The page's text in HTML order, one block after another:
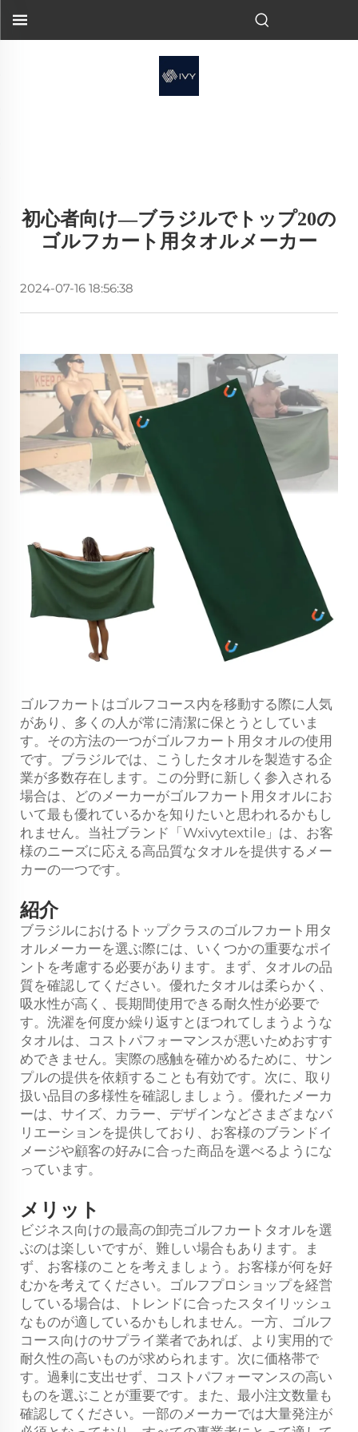
初心者向け—ブラジルでトップ20の
ゴルフカート用タオルメーカー
2024-07-16 18:56:38
ゴルフカートはゴルフコース内を移動する際に人気
があり、多くの人が常に清潔に保とうとしていま
す。その方法の一つがゴルフカート用タオルの使用
です。ブラジルでは、こうしたタオルを製造する企
業が多数存在します。この分野に新しく参入される
場合は、どのメーカーがゴルフカート用タオルにお
いて最も優れているかを知りたいと思われるかもし
れません。当社ブランド「Wxivytextile」は、お客
様のニーズに応える高品質なタオルを提供するメー
カーの一つです。
紹介
ブラジルにおけるトップクラスのゴルフカート用タ
オルメーカーを選ぶ際には、いくつかの重要なポイ
ントを考慮する必要があります。まず、タオルの品
質を確認してください。優れたタオルは柔らかく、
吸水性が高く、長期間使用できる耐久性が必要で
す。洗濯を何度か繰り返すとほつれてしまうような
タオルは、コストパフォーマンスが悪いためおすす
めできません。実際の感触を確かめるために、サン
プルの提供を依頼することも有効です。次に、取り
扱い品目の多様性を確認しましょう。優れたメーカ
ーは、サイズ、カラー、デザインなどさまざまなバ
リエーションを提供しており、お客様のブランドイ
メージや顧客の好みに合った商品を選べるようにな
っています。
メリット
ビジネス向けの最高の卸売ゴルフカートタオルを選
ぶのは楽しいですが、難しい場合もあります。ま
ず、お客様のことを考えましょう。お客様が何を好
むかを考えてください。ゴルフプロショップを経営
している場合は、トレンドに合ったスタイリッシュ
なものが適しているかもしれません。一方、ゴルフ
コース向けのサプライ業者であれば、より実用的で
耐久性の高いものが求められます。次に価格帯で
す。過剰に支出せず、コストパフォーマンスの高い
ものを選ぶことが重要です。また、最小注文数量も
確認してください。一部のメーカーでは大量発注が